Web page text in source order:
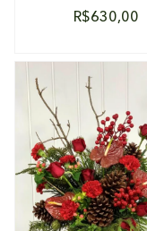
R$630,00
DETALHES